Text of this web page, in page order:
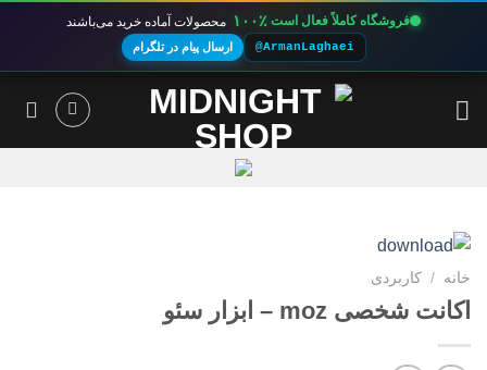
فروشگاه کاملاً فعال است ۱۰۰٪ محصولات آماده خرید می‌باشند
@ArmanLaghaei ارسال پیام در تلگرام
خانه / کاربردی
اکانت شخصی moz – ابزار سئو